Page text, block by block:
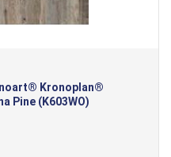
Kronoplan®
Pine (K603WO)